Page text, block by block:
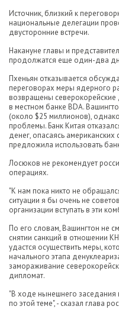
Источник, близкий к
национальные делегации
двусторонние встречи.
Накануне главы и
продолжатся еще один-два
Пхеньян отказывается
переговорах меры ядерного
возвращены
в местном банке BDA.
(около $25 миллионов),
проблемы. Банк Китая
денег, опасаясь американских
предложила использовать
Лосюков не рекомендует
операциях.
"К нам пока никто не
ситуации я бы очень не
организации вступать в эти
По его словам, Вашингтон не
снятии санкций в отношении
удастся осуществить меры,
начального этапа
замораживание
дипломат.
"В ходе нынешнего заседания
по этой теме", - сказал глава